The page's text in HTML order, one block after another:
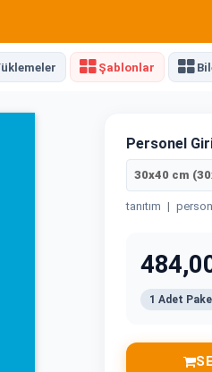
Şablonlar
Personel
30x40 cm
tanıtım |
1 Adet